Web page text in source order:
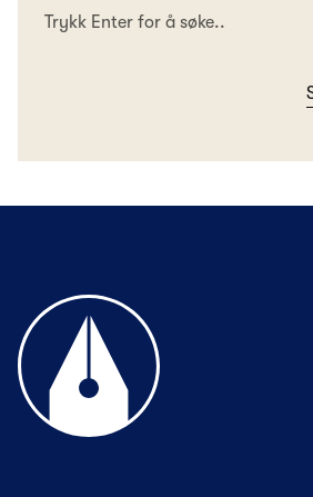
Trykk Enter for å søke..
Til forsiden